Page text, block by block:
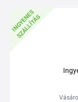
I
N
G
Y
E
N
E
S
S
Z
Á
L
L
Í
T
Á
S